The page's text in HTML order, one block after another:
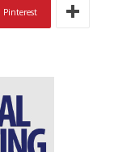
Pinterest